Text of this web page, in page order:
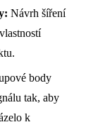
Návrh šíření
body
tak, aby
k